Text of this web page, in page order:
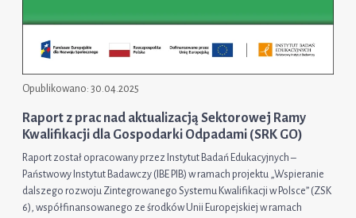
Opublikowano: 30.04.2025
Raport z prac nad aktualizacją Sektorowej Ramy
Kwalifikacji dla Gospodarki Odpadami (SRK GO)
Raport został opracowany przez Instytut Badań Edukacyjnych –
Państwowy Instytut Badawczy (IBE PIB) w ramach projektu „Wspieranie
dalszego rozwoju Zintegrowanego Systemu Kwalifikacji w Polsce” (ZSK
6), współfinansowanego ze środków Unii Europejskiej w ramach